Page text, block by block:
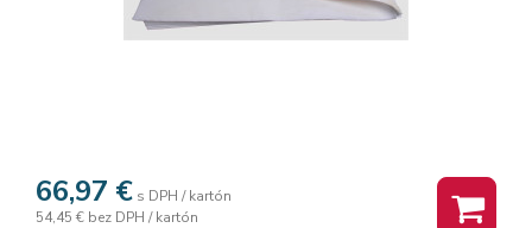
66,97 € s DPH / kartón
54,45 € bez DPH / kartón